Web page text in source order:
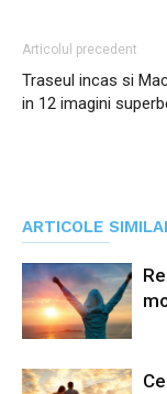
Articolul precedent
Traseul incas si
in 12 imagini
ARTICOLE